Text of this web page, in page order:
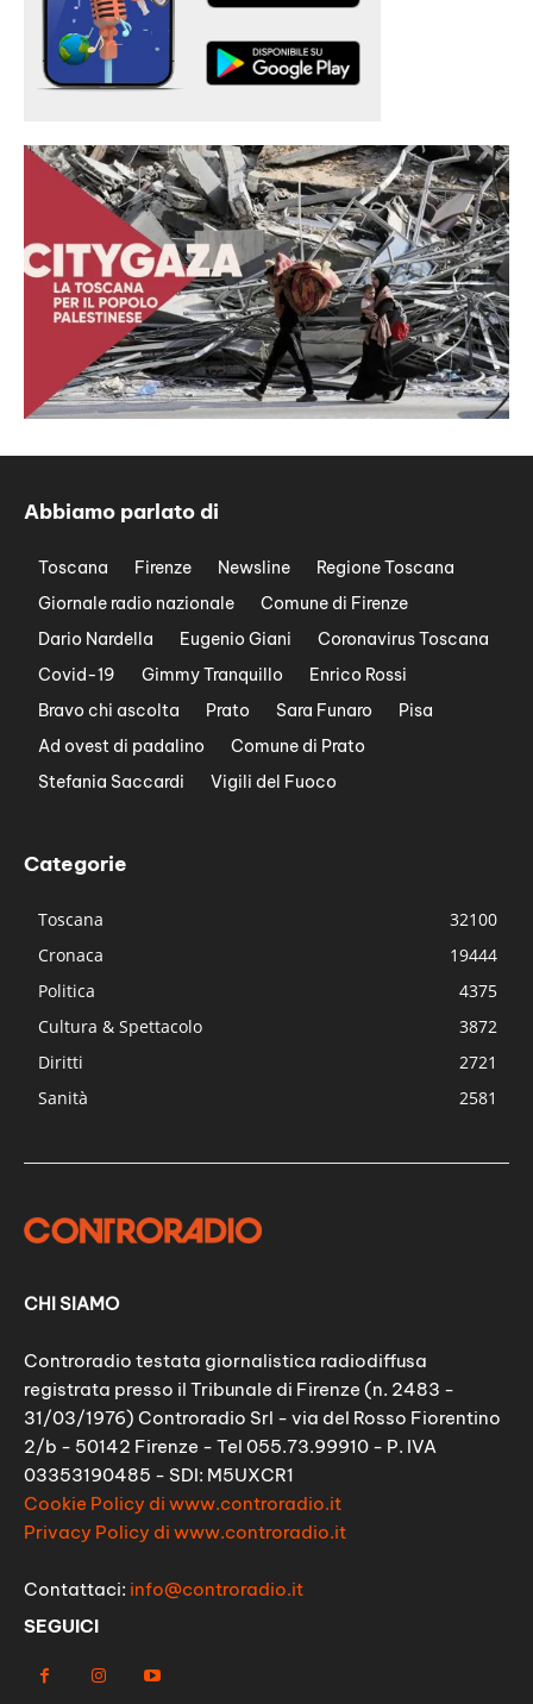
Abbiamo parlato di
Toscana Firenze Newsline
Regione Toscana
Giornale radio nazionale
Comune di Firenze
Dario Nardella
Eugenio Giani
Coronavirus Toscana
Covid-19
Gimmy Tranquillo
Enrico Rossi
Bravo chi ascolta
Prato Sara Funaro
Pisa
Ad ovest di padalino
Comune di Prato
Stefania Saccardi
Vigili del Fuoco
Categorie
Toscana
32100
Cronaca
19444
Politica
4375
Cultura & Spettacolo
3872
Diritti
2721
Sanità
2581
CHI SIAMO
Controradio testata giornalistica radiodiffusa
registrata presso il Tribunale di Firenze (n. 2483 -
31/03/1976) Controradio Srl - via del Rosso Fiorentino
2/b - 50142 Firenze - Tel 055.73.99910 - P. IVA
03353190485 - SDI: M5UXCR1
Cookie Policy di www.controradio.it
Privacy Policy di www.controradio.it
Contattaci: info@controradio.it
SEGUICI